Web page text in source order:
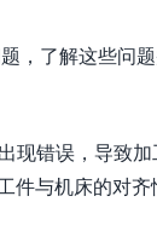
，了解这些问
现错误，导致
与机床的对齐